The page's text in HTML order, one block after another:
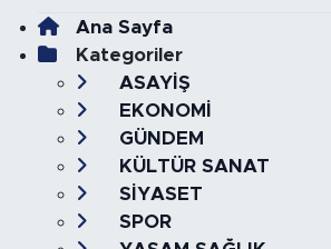
Ana Sayfa
Kategoriler
ASAYİŞ
EKONOMİ
GÜNDEM
KÜLTÜR SANAT
SİYASET
SPOR